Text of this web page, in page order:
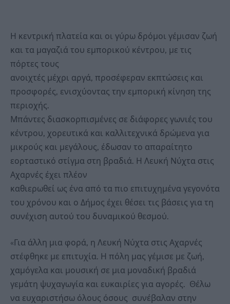
Η κεντρική πλατεία και οι γύρω δρόμοι γέμισαν ζωή
και τα μαγαζιά του εμπορικού κέντρου, με τις
πόρτες τους
ανοιχτές μέχρι αργά, προσέφεραν εκπτώσεις και
προσφορές, ενισχύοντας την εμπορική κίνηση της
περιοχής.
Μπάντες διασκορπισμένες σε διάφορες γωνιές του
κέντρου, χορευτικά και καλλιτεχνικά δρώμενα για
μικρούς και μεγάλους, έδωσαν το απαραίτητο
εορταστικό στίγμα στη βραδιά. Η Λευκή Νύχτα στις
Αχαρνές έχει πλέον
καθιερωθεί ως ένα από τα πιο επιτυχημένα γεγονότα
του χρόνου και ο Δήμος έχει θέσει τις βάσεις για τη
συνέχιση αυτού του δυναμικού θεσμού.
«Για άλλη μια φορά, η Λευκή Νύχτα στις Αχαρνές
στέφθηκε με επιτυχία. Η πόλη μας γέμισε με ζωή,
χαμόγελα και μουσική σε μια μοναδική βραδιά
γεμάτη ψυχαγωγία και ευκαιρίες για αγορές. Θέλω
να ευχαριστήσω όλους όσους συνέβαλαν στην